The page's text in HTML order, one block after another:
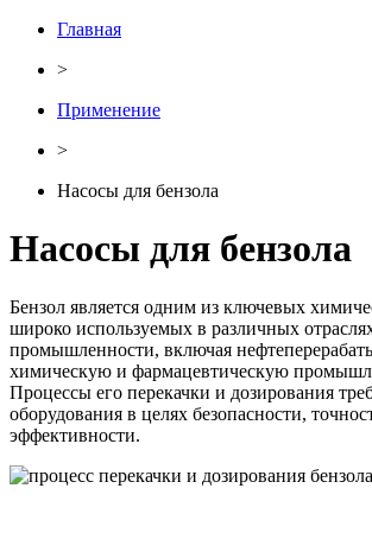
Главная
>
Применение
>
Насосы для бензола
Насосы для бензола
Бензол является одним из ключевых
широко используемых в различных
промышленности, включая
химическую и фармацевтическую
Процессы его перекачки и дозирования
оборудования в целях безопасности,
эффективности.